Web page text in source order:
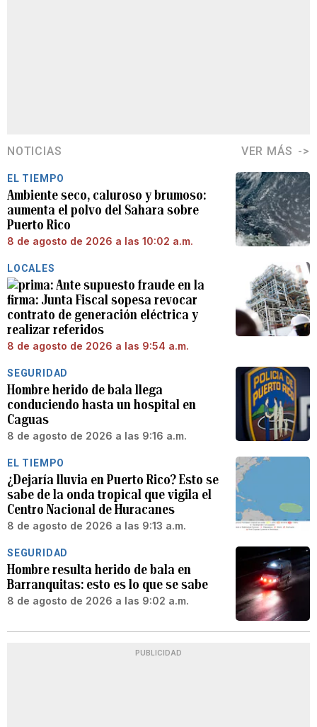
NOTICIAS VER MÁS
EL TIEMPO
Ambiente seco, caluroso y brumoso:
aumenta el polvo del Sahara sobre
Puerto Rico
8 de agosto de 2026 a las 10:02 a.m.
LOCALES
Ante supuesto fraude en la
firma: Junta Fiscal sopesa revocar
contrato de generación eléctrica y
realizar referidos
8 de agosto de 2026 a las 9:54 a.m.
SEGURIDAD
Hombre herido de bala llega
conduciendo hasta un hospital en
Caguas
8 de agosto de 2026 a las 9:16 a.m.
EL TIEMPO
¿Dejaría lluvia en Puerto Rico? Esto se
sabe de la onda tropical que vigila el
Centro Nacional de Huracanes
8 de agosto de 2026 a las 9:13 a.m.
SEGURIDAD
Hombre resulta herido de bala en
Barranquitas: esto es lo que se sabe
8 de agosto de 2026 a las 9:02 a.m.
PUBLICIDAD